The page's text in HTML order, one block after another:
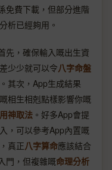
免費下載，但部分進階
析已經夠用。
先，確保輸入嘅出生資
少少就可以令八字命盤
其次，App生成結果
嘅相生相剋點樣影響你嘅
用神取法 。好多App會提
，可以參考App內置嘅
真正八字算命應該結合
門，但複雜嘅命理分析